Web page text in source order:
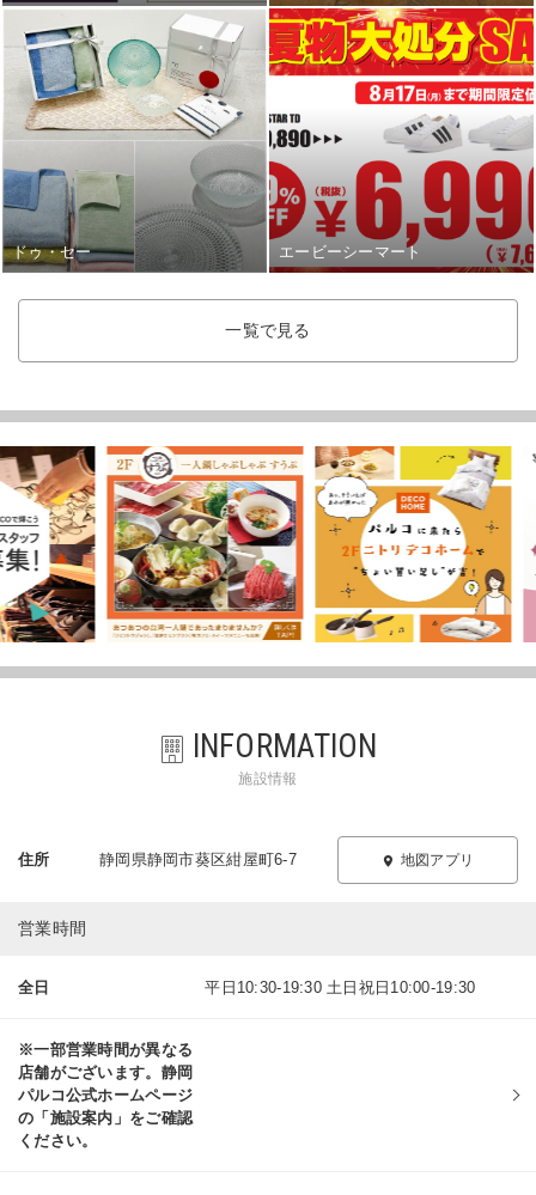
ドゥ・セー エービーシーマート
一覧で見る
INFORMATION
施設情報
住所 静岡県静岡市葵区紺屋町6-7 地図アプリ
営業時間
全日 平日10:30-19:30 土日祝日10:00-19:30
※一部営業時間が異なる
店舗がございます。静岡
パルコ公式ホームページ
の「施設案内」をご確認
ください。